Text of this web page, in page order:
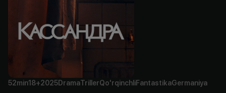
52min18+2025DramaTrillerQo'rqinchliFantastikaGermaniya